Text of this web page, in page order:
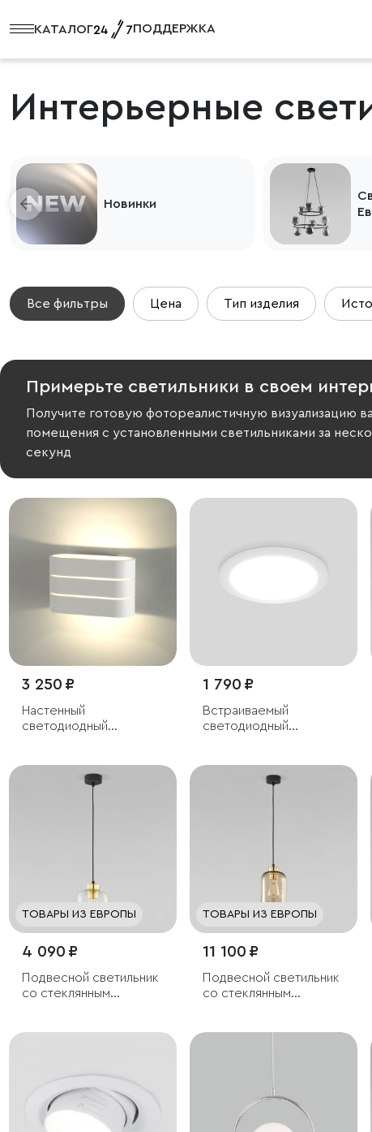
КАТАЛОГ ПОДДЕРЖКА
Интерьерные
Новинки
Все фильтры Цена Тип изделия
Примерьте светильники в своем
Получите готовую фотореалистичную визуализацию
помещения с установленными светильниками за
секунд
3 250 ₽
Настенный
светодиодный
1 790 ₽
Встраиваемый
светодиодный
ТОВАРЫ ИЗ ЕВРОПЫ
4 090 ₽
Подвесной светильник
со стеклянным
ТОВАРЫ ИЗ ЕВРОПЫ
11 100 ₽
Подвесной светильник
со стеклянным